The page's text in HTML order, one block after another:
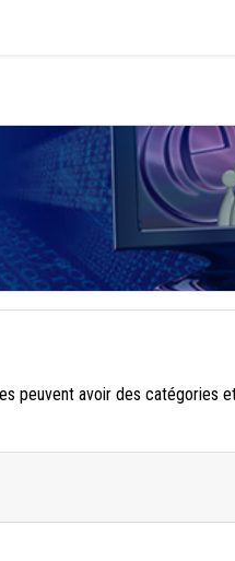
peuvent avoir des catégories